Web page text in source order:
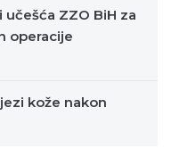
ZZO BiH za
operacije
kože nakon